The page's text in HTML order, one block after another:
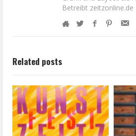
Betreibt zeitzonline.de
Related posts